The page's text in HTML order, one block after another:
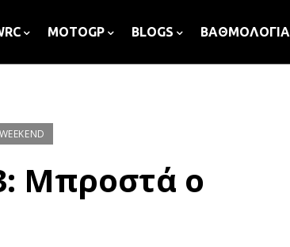
MOTOGP BLOGS ΒΑΘΜΟΛΟΓΙΑ
Μπροστά ο